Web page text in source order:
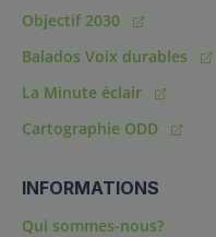
Objectif 2030
Balados Voix durables
La Minute éclair
Cartographie ODD
INFORMATIONS
Qui sommes-nous?